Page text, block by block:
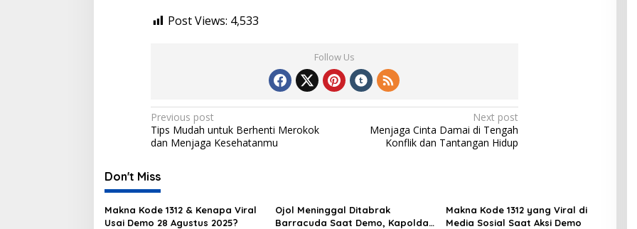
Post Views: 4,533
Follow Us
Post
navigation
Previous post
Tips Mudah untuk Berhenti Merokok
dan Menjaga Kesehatanmu
Next post
Menjaga Cinta Damai di Tengah
Konflik dan Tantangan Hidup
Don't Miss
Makna Kode 1312 & Kenapa Viral
Usai Demo 28 Agustus 2025?
Ojol Meninggal Ditabrak
Barracuda Saat Demo, Kapolda:
Makna Kode 1312 yang Viral di
Media Sosial Saat Aksi Demo